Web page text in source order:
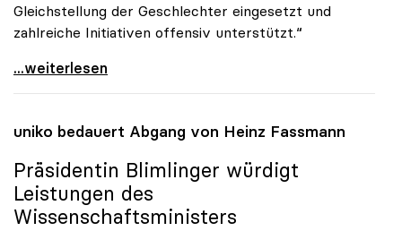
Gleichstellung der Geschlechter eingesetzt und
zahlreiche Initiativen offensiv unterstützt.“
Präsidentin Blimlinger gratuliert Iris Rauskala
...weiterlesen
uniko bedauert Abgang von Heinz Fassmann
Präsidentin Blimlinger würdigt
Leistungen des
Wissenschaftsministers